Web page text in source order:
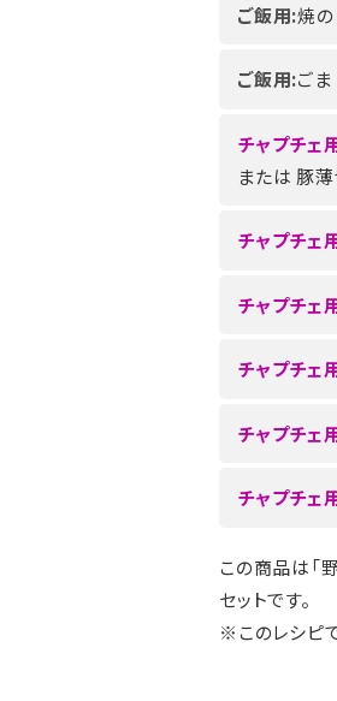
ご飯用:焼の
ご飯用:ごま
チャプチェ
または 豚
チャプチェ
チャプチェ
チャプチェ
チャプチェ
チャプチェ
この商品は「
セットです。
※このレシピ